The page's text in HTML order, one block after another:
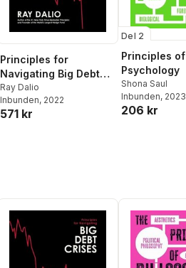
Principles for
Navigating Big Debt
Crises
Ray Dalio
Inbunden, 2022
571 kr
Del 2
Principles of
Psychology
Shona Saul
Inbunden, 2023
206 kr